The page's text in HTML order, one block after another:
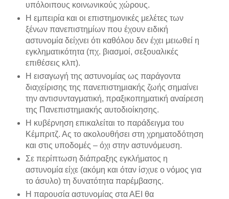
υπόλοιπους κοινωνικούς χώρους.
Η εμπειρία και οι επιστημονικές μελέτες των
ξένων πανεπιστημίων που έχουν ειδική
αστυνομία δείχνει ότι καθόλου δεν έχει μειωθεί η
εγκληματικότητα (πχ. βιασμοί, σεξουαλικές
επιθέσεις κλπ).
Η εισαγωγή της αστυνομίας ως παράγοντα
διαχείρισης της πανεπιστημιακής ζωής σημαίνει
την αντισυνταγματική, πραξικοπηματική αναίρεση
της Πανεπιστημιακής αυτοδιοίκησης.
Η κυβέρνηση επικαλείται το παράδειγμα του
Κέμπριτζ. Ας το ακολουθήσει στη χρηματοδότηση
και στις υποδομές – όχι στην αστυνόμευση.
Σε περίπτωση διάπραξης εγκλήματος η
αστυνομία είχε (ακόμη και όταν ίσχυε ο νόμος για
το άσυλο) τη δυνατότητα παρέμβασης.
Η παρουσία αστυνομίας στα ΑΕΙ θα